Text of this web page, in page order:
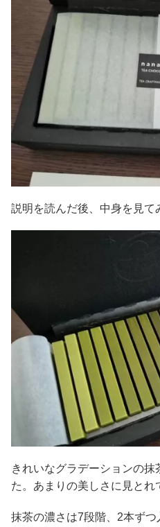
説明を読んだ後、中身を見て
きれいなグラデーションの
た。あまりの美しさに見とれ
抹茶の濃さは7段階、2本ず